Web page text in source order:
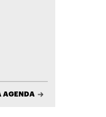
AGENDA